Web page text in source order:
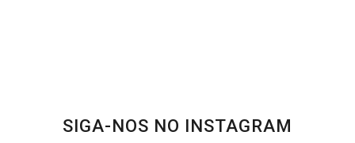
SIGA-NOS NO INSTAGRAM